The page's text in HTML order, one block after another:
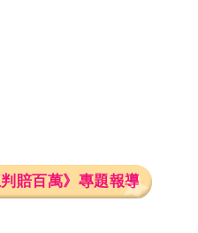
賠百萬》專題報導